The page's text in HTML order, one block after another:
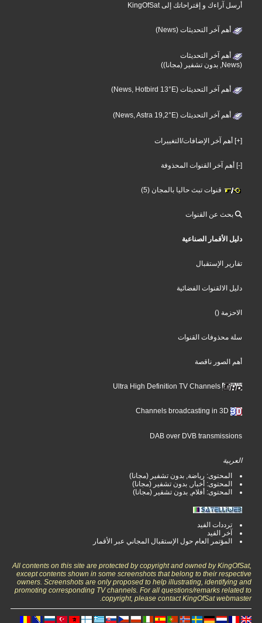
أرسل آراءك و إقتراحاتك إلى KingOfSat
أهم آخر التحديثات (News)
أهم آخر التحديثات
(News, بدون تشفير (مجانا))
أهم آخر التحديثات (News, Hotbird 13°E)
أهم آخر التحديثات (News, Astra 19,2°E)
[+] أهم آخر الإضافات/التغييرات
[-] أهم آخر القنوات المحذوفة
قنوات تبث حاليا بالمجان (5)
بحث عن القنوات
دليل الأقمار الصناعية
تقارير الإستقبال
دليل الالقنوات الفضائية
الاحزمة ()
سلة محذوفات القنوات
أهم الصور ناقصة
Ultra High Definition TV Channels
DAB over DVB transmissions
العربية
المحتوى: رياضة, بدون تشفير (مجانا)
المحتوى: أخبار, بدون تشفير (مجانا)
المحتوى: أفلام, بدون تشفير (مجانا)
ترددات الفيد
آخر الفيد
المؤتمر العام حول الإستقبال المجاني عبر الأقمار
All contents on this site are protected by copyright and owned by KingOfSat,
except contents shown in some screenshots that belong to their respective
owners. Screenshots are only proposed to help illustrating, identifying and
promoting corresponding TV channels. For all questions/remarks related to
copyright, please contact KingOfSat webmaster.